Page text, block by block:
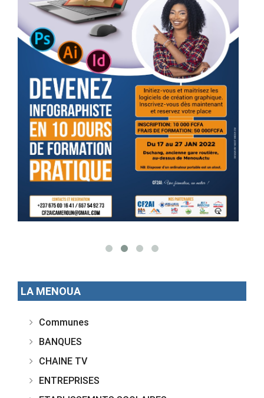
LA MENOUA
Communes
BANQUES
CHAINE TV
ENTREPRISES